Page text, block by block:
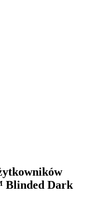
Blinded Dark